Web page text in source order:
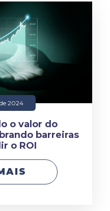
2024
o valor do
barreiras
o ROI